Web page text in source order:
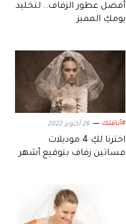
أفضل عطور الزفاف.. لتخليد
يومكِ المميز
#أناقتك 26 أكتوبر 2022
اخترنا لكِ 4 موديلات
فساتين زفاف بتوقيع أشهر